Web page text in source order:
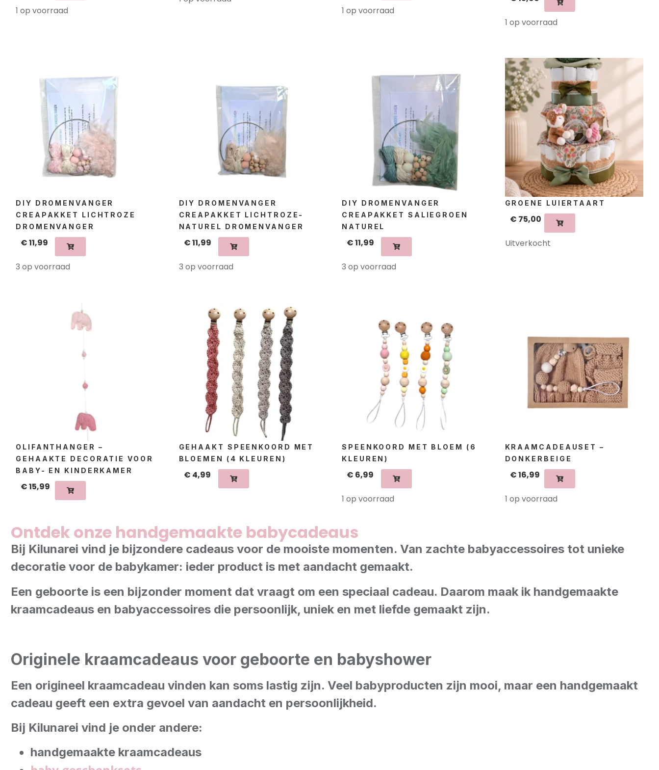
1 op voorraad 1 op voorraad
1 op voorraad
DIY DROMENVANGER
CREAPAKKET LICHTROZE
DROMENVANGER
€11,99
3 op voorraad
DIY DROMENVANGER
CREAPAKKET LICHTROZE-
NATUREL DROMENVANGER
€11,99
3 op voorraad
DIY DROMENVANGER
CREAPAKKET SALIEGROEN
NATUREL
€11,99
3 op voorraad
GROENE LUIERTAART
€ 75,00
Uitverkocht
OLIFANTHANGER –
GEHAAKTE DECORATIE VOOR
BABY- EN KINDERKAMER
€15,99
GEHAAKT SPEENKOORD MET
BLOEMEN (4 KLEUREN)
€ 4,99
SPEENKOORD MET BLOEM (6
KLEUREN)
€ 6,99
1 op voorraad
KRAAMCADEAUSET –
DONKERBEIGE
€16,99
1 op voorraad
Ontdek onze handgemaakte babycadeaus
Bij Kilunarei vind je bijzondere cadeaus voor de mooiste momenten. Van zachte babyaccessoires tot unieke
decoratie voor de babykamer: ieder product is met aandacht gemaakt.
Een geboorte is een bijzonder moment dat vraagt om een speciaal cadeau. Daarom maak ik handgemaakte
kraamcadeaus en babyaccessoires die persoonlijk, uniek en met liefde gemaakt zijn.
Originele kraamcadeaus voor geboorte en babyshower
Een origineel kraamcadeau vinden kan soms lastig zijn. Veel babyproducten zijn mooi, maar een handgemaakt
cadeau geeft een extra gevoel van aandacht en persoonlijkheid.
Bij Kilunarei vind je onder andere:
handgemaakte kraamcadeaus